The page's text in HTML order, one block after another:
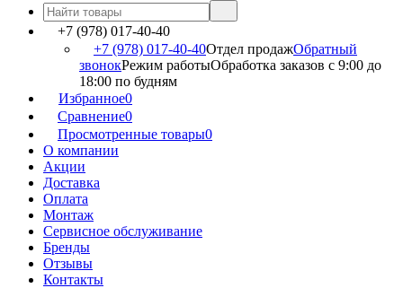
+7 (978) 017-40-40
+7 (978) 017-40-40Отдел продажОбратный
звонокРежим работыОбработка заказов с 9:00 до
18:00 по будням
Избранное0
Сравнение0
Просмотренные товары0
О компании
Акции
Доставка
Оплата
Монтаж
Сервисное обслуживание
Бренды
Отзывы
Контакты